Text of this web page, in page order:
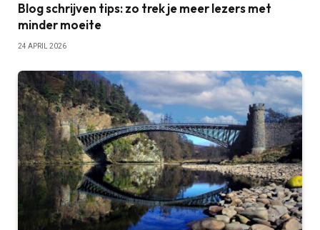
Blog schrijven tips: zo trek je meer lezers met
minder moeite
24 APRIL 2026